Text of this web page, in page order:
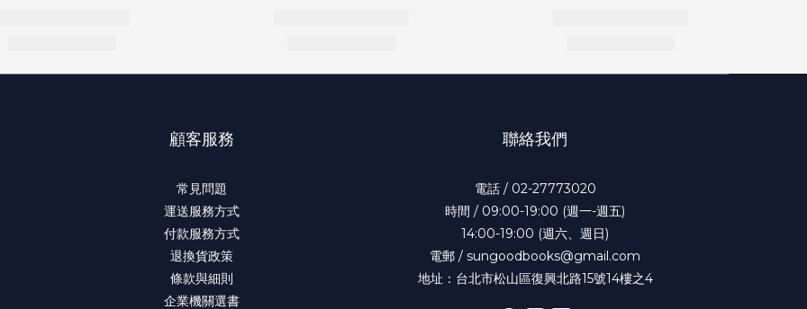
顧客服務
常見問題
運送服務方式
付款服務方式
退換貨政策
條款與細則
企業機關選書
聯絡我們
電話 / 02-27773020
時間 / 09:00-19:00 (週一-週五)
14:00-19:00 (週六、週日)
電郵 / sungoodbooks@gmail.com
地址：台北市松山區復興北路15號14樓之4